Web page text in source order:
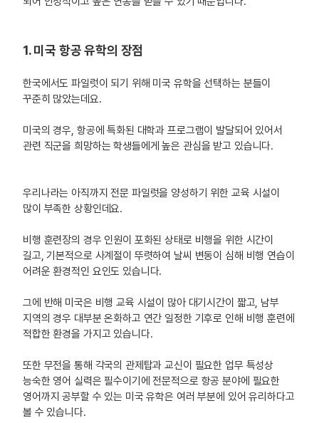
1. 미국 항공 유학의 장점
한국에서도 파일럿이 되기 위해 미국 유학을 선택하는 분들이
꾸준히 많았는데요.
미국의 경우, 항공에 특화된 대학과 프로그램이 발달되어 있어서
관련 직군을 희망하는 학생들에게 높은 관심을 받고 있습니다.
우리나라는 아직까지 전문 파일럿을 양성하기 위한 교육 시설이
많이 부족한 상황인데요.
비행 훈련장의 경우 인원이 포화된 상태로 비행을 위한 시간이
길고, 기본적으로 사계절이 뚜렷하여 날씨 변동이 심해 비행 연습이
어려운 환경적인 요인도 있습니다.
그에 반해 미국은 비행 교육 시설이 많아 대기시간이 짧고, 남부
지역의 경우 대부분 온화하고 연간 일정한 기후로 인해 비행 훈련에
적합한 환경을 가지고 있습니다.
또한 무전을 통해 각국의 관제탑과 교신이 필요한 업무 특성상
능숙한 영어 실력은 필수이기에 전문적으로 항공 분야에 필요한
영어까지 공부할 수 있는 미국 유학은 여러 부분에 있어 유리하다고
볼 수 있습니다.